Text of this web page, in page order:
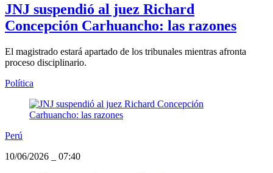
JNJ suspendió al juez Richard
Concepción Carhuancho: las razones
El magistrado estará apartado de los tribunales mientras afronta
proceso disciplinario.
Política
Perú
10/06/2026
07:40